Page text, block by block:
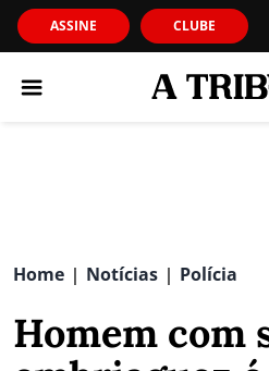
ASSINE CLUBE
Home | Notícias | Polícia
Homem com